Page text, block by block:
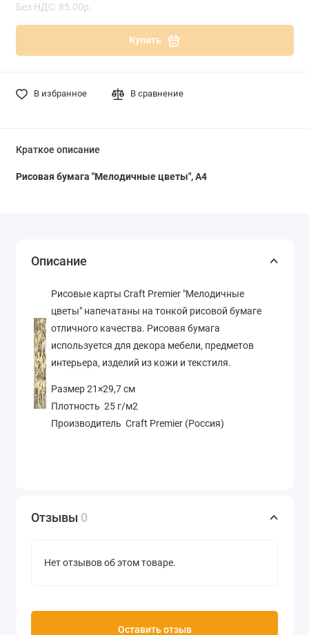
Без НДС: 85.00р.
Купить
В избранное В сравнение
Краткое описание
Рисовая бумага "Мелодичные цветы", А4
Описание
Рисовые карты Craft Premier "Мелодичные
цветы" напечатаны на тонкой рисовой бумаге
отличного качества. Рисовая бумага
используется для декора мебели, предметов
интерьера, изделий из кожи и текстиля.
Размер 21×29,7 см
Плотность 25 г/м2
Производитель Craft Premier (Россия)
Отзывы 0
Нет отзывов об этом товаре.
Оставить отзыв